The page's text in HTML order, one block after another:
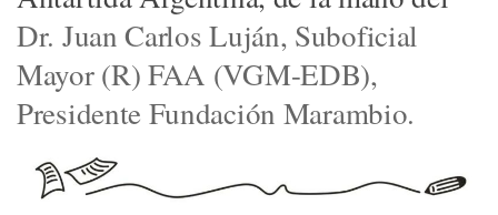
Dr. Juan Carlos Luján, Suboficial
Mayor (R) FAA (VGM-EDB),
Presidente Fundación Marambio.